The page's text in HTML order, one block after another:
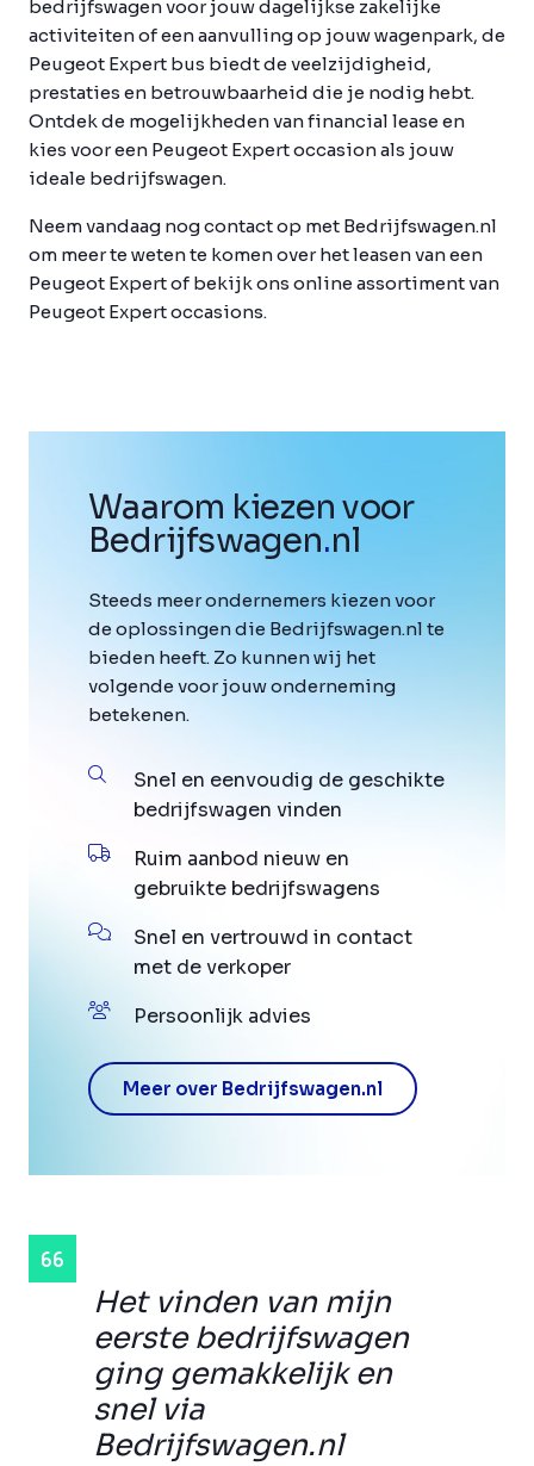
bedrijfswagen voor jouw dagelijkse zakelijke
activiteiten of een aanvulling op jouw wagenpark, de
Peugeot Expert bus biedt de veelzijdigheid,
prestaties en betrouwbaarheid die je nodig hebt.
Ontdek de mogelijkheden van financial lease en
kies voor een Peugeot Expert occasion als jouw
ideale bedrijfswagen.
Neem vandaag nog contact op met Bedrijfswagen.nl
om meer te weten te komen over het leasen van een
Peugeot Expert of bekijk ons online assortiment van
Peugeot Expert occasions.
Het vinden van mijn
eerste bedrijfswagen
ging gemakkelijk en
snel via
Bedrijfswagen.nl
Waarom kiezen voor
Bedrijfswagen.nl
Steeds meer ondernemers kiezen voor
de oplossingen die Bedrijfswagen.nl te
bieden heeft. Zo kunnen wij het
volgende voor jouw onderneming
betekenen.
Snel en eenvoudig de geschikte
bedrijfswagen vinden
Ruim aanbod nieuw en
gebruikte bedrijfswagens
Snel en vertrouwd in contact
met de verkoper
Persoonlijk advies
Meer over Bedrijfswagen.nl